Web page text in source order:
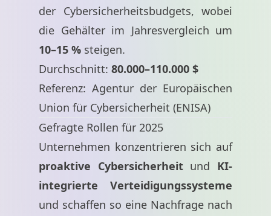
der Cybersicherheitsbudgets, wobei
die Gehälter im Jahresvergleich um
10–15 % steigen.
Durchschnitt: 80.000–110.000 $
Referenz: Agentur der Europäischen
Union für Cybersicherheit (ENISA)
Gefragte Rollen für 2025
Unternehmen konzentrieren sich auf
proaktive Cybersicherheitund KI-
integrierte Verteidigungssysteme
und schaffen so eine Nachfrage nach